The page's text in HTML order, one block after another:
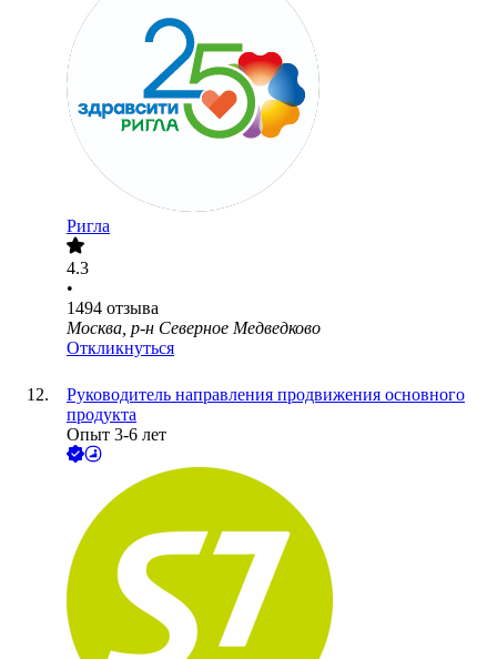
Ригла
4.3
•
1494 отзыва
Москва, р-н Северное Медведково
Откликнуться
Руководитель направления продвижения основного
продукта
Опыт 3-6 лет